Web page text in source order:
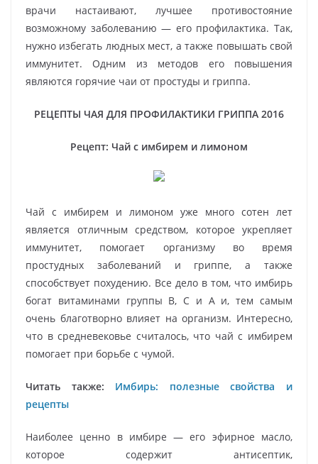
врачи настаивают, лучшее противостояние
возможному заболеванию — его профилактика. Так,
нужно избегать людных мест, а также повышать свой
иммунитет. Одним из методов его повышения
являются горячие чаи от простуды и гриппа.
РЕЦЕПТЫ ЧАЯ ДЛЯ ПРОФИЛАКТИКИ ГРИППА 2016
Рецепт: Чай с имбирем и лимоном
Чай с имбирем и лимоном уже много сотен лет
является отличным средством, которое укрепляет
иммунитет, помогает организму во время
простудных заболеваний и гриппе, а также
способствует похудению. Все дело в том, что имбирь
богат витаминами группы В, С и А и, тем самым
очень благотворно влияет на организм. Интересно,
что в средневековье считалось, что чай с имбирем
помогает при борьбе с чумой.
Читать также: Имбирь: полезные свойства и
рецепты
Наиболее ценно в имбире — его эфирное масло,
которое содержит антисептик,